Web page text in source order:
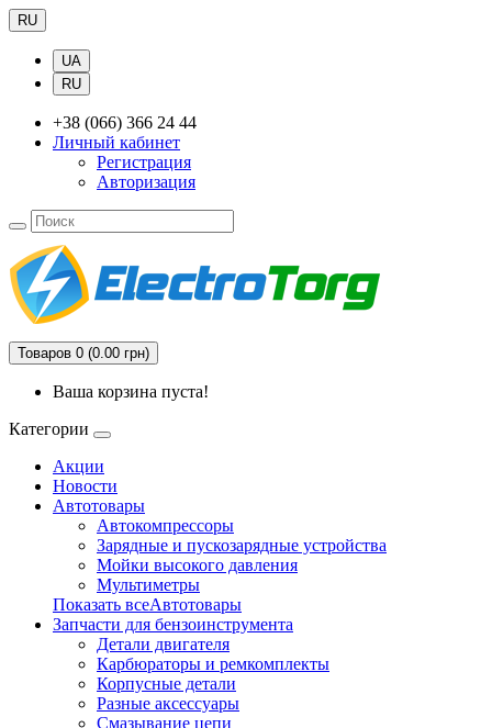
RU
UA
RU
+38 (066) 366 24 44
Личный кабинет
Регистрация
Авторизация
Товаров 0 (0.00 грн)
Ваша корзина пуста!
Категории
Акции
Новости
Автотовары
Автокомпрессоры
Зарядные и пускозарядные устройства
Мойки высокого давления
Мультиметры
Показать всеАвтотовары
Запчасти для бензоинструмента
Детали двигателя
Карбюраторы и ремкомплекты
Корпусные детали
Разные аксессуары
Смазывание цепи